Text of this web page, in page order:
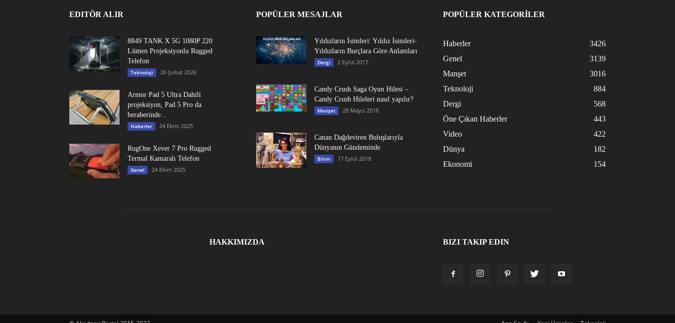
EDITÖR ALIR
8849 TANK X 5G 1080P 220
Lümen Projeksiyonlu Rugged
Telefon
Teknoloji 26 Şubat 2026
Armor Pad 5 Ultra Dahili
projeksiyon, Pad 5 Pro da
beraberinde...
Haberler 24 Ekim 2025
RugOne Xever 7 Pro Rugged
Termal Kamaralı Telefon
Genel 24 Ekim 2025
POPÜLER MESAJLAR
Yıldızların İsimleri: Yıldız İsimleri-
Yıldızların Burçlara Göre Anlamları
Dergi 2 Eylül 2017
Candy Crush Saga Oyun Hilesi –
Candy Crush Hileleri nasıl yapılır?
Manşet 28 Mayıs 2018
Canan Dağdeviren Buluşlarıyla
Dünyanın Gündeminde
Bilim 17 Eylül 2018
POPÜLER KATEGORİLER
Haberler
3426
Genel
3139
Manşet
3016
Teknoloji
884
Dergi
568
Öne Çıkan Haberler
443
Video
422
Dünya
182
Ekonomi
154
HAKKIMIZDA BIZI TAKIP EDIN